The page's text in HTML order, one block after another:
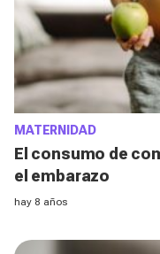
MATERNIDAD
El consumo de
el embarazo
hay 8 años